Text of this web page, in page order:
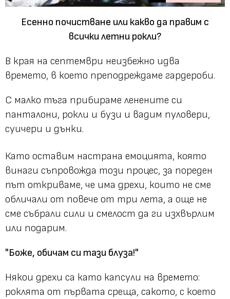
Есенно почистване или какво да правим с
всички летни рокли?
В края на септември неизбежно идва
времето, в което преподреждаме гардероби.
С малко тъга прибираме ленените си
панталони, рокли и бузи и вадим пуловери,
суичери и дънки.
Като оставим настрана емоцията, която
винаги съпровожда този процес, за пореден
път откриваме, че има дрехи, които не сме
обличали от повече от три лета, а още не
сме събрали сили и смелост да ги изхвърлим
или подарим.
"Боже, обичам си тази блуза!"
Някои дрехи са като капсули на времето:
роклята от първата среща, сакото, с което